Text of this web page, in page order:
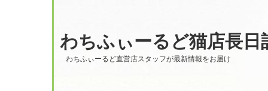
わちふぃーるど猫店長日
わちふぃーるど直営店スタッフが最新情報をお届け